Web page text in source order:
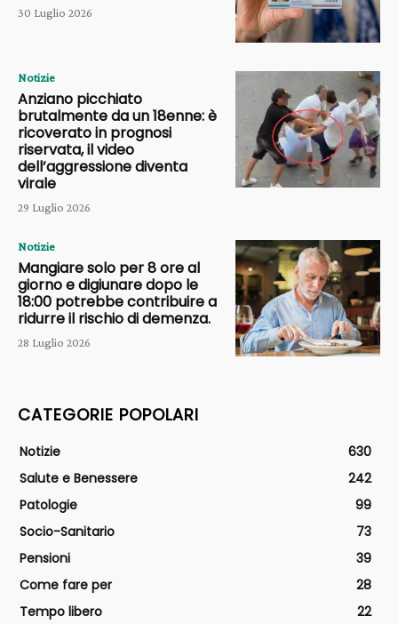
30 Luglio 2026
Notizie
Anziano picchiato
brutalmente da un 18enne: è
ricoverato in prognosi
riservata, il video
dell’aggressione diventa
virale
29 Luglio 2026
Notizie
Mangiare solo per 8 ore al
giorno e digiunare dopo le
18:00 potrebbe contribuire a
ridurre il rischio di demenza.
28 Luglio 2026
CATEGORIE POPOLARI
Notizie
630
Salute e Benessere
242
Patologie
99
Socio-Sanitario
73
Pensioni
39
Come fare per
28
Tempo libero
22